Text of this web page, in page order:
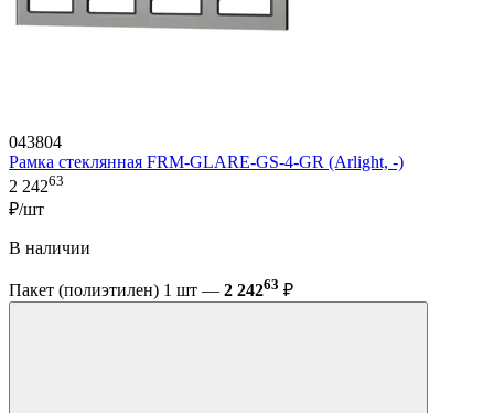
043804
Рамка стеклянная FRM-GLARE-GS-4-GR (Arlight, -)
2 24263
₽/шт
В наличии
Пакет (полиэтилен) 1 шт — 2 24263 ₽